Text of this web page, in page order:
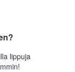
lippuja